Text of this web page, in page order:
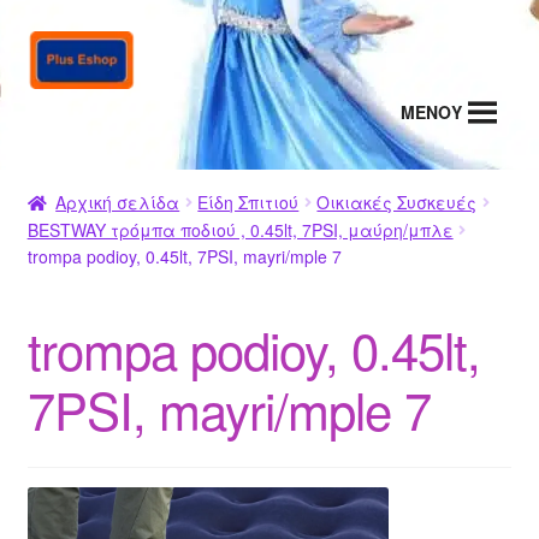
Απευθείας
μετάβαση
Μετάβαση
σε
MENΟΥ
Αρχική σελίδα Είδη Σπιτιού
Οικιακές Συσκευές
BESTWAY τρόμπα ποδιού , 0.45lt, 7PSI, μαύρη/μπλε
trompa podioy, 0.45lt, 7PSI, mayri/mple 7
trompa podioy, 0.45lt,
7PSI, mayri/mple 7